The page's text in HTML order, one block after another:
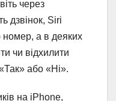
через
дзвінок, Siri
номер, а в деяких
чи відхилити
або «Ні».
на iPhone,